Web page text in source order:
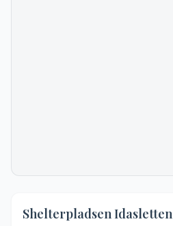
Shelterpladsen Idasletten